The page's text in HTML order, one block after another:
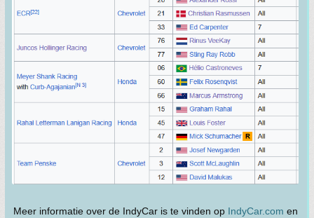
Meer informatie over de IndyCar is te vinden op IndyCar.com en